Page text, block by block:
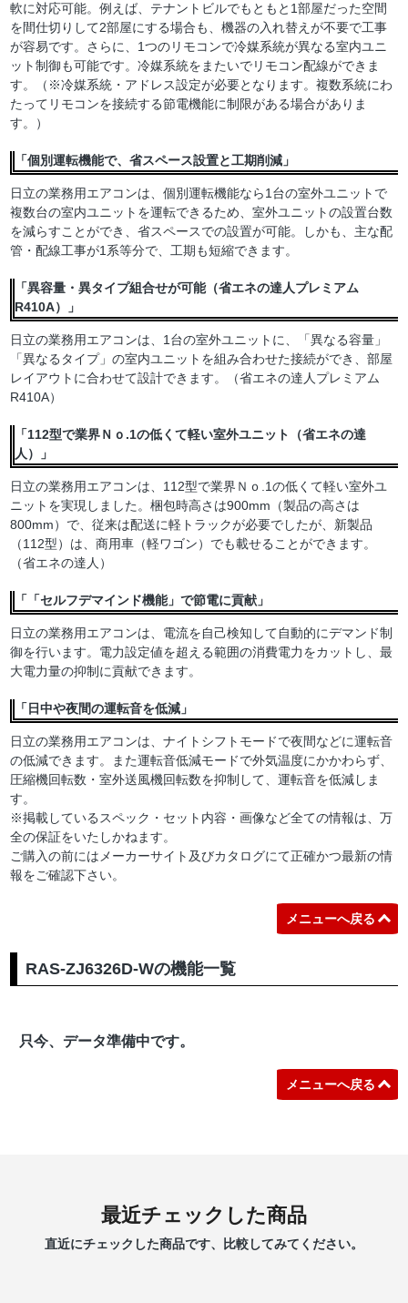
軟に対応可能。例えば、テナントビルでもともと1部屋だった空間
を間仕切りして2部屋にする場合も、機器の入れ替えが不要で工事
が容易です。さらに、1つのリモコンで冷媒系統が異なる室内ユニ
ット制御も可能です。冷媒系統をまたいでリモコン配線ができま
す。（※冷媒系統・アドレス設定が必要となります。複数系統にわ
たってリモコンを接続する節電機能に制限がある場合がありま
す。）
「個別運転機能で、省スペース設置と工期削減」
日立の業務用エアコンは、個別運転機能なら1台の室外ユニットで
複数台の室内ユニットを運転できるため、室外ユニットの設置台数
を減らすことができ、省スペースでの設置が可能。しかも、主な配
管・配線工事が1系等分で、工期も短縮できます。
「異容量・異タイプ組合せが可能（省エネの達人プレミアム
R410A）」
日立の業務用エアコンは、1台の室外ユニットに、「異なる容量」
「異なるタイプ」の室内ユニットを組み合わせた接続ができ、部屋
レイアウトに合わせて設計できます。（省エネの達人プレミアム
R410A）
「112型で業界Ｎｏ.1の低くて軽い室外ユニット（省エネの達
人）」
日立の業務用エアコンは、112型で業界Ｎｏ.1の低くて軽い室外ユ
ニットを実現しました。梱包時高さは900mm（製品の高さは
800mm）で、従来は配送に軽トラックが必要でしたが、新製品
（112型）は、商用車（軽ワゴン）でも載せることができます。
（省エネの達人）
「「セルフデマインド機能」で節電に貢献」
日立の業務用エアコンは、電流を自己検知して自動的にデマンド制
御を行います。電力設定値を超える範囲の消費電力をカットし、最
大電力量の抑制に貢献できます。
「日中や夜間の運転音を低減」
日立の業務用エアコンは、ナイトシフトモードで夜間などに運転音
の低減できます。また運転音低減モードで外気温度にかかわらず、
圧縮機回転数・室外送風機回転数を抑制して、運転音を低減しま
す。
※掲載しているスペック・セット内容・画像など全ての情報は、万
全の保証をいたしかねます。
ご購入の前にはメーカーサイト及びカタログにて正確かつ最新の情
報をご確認下さい。
メニューへ戻る
RAS-ZJ6326D-Wの機能一覧
只今、データ準備中です。
メニューへ戻る
最近チェックした商品
直近にチェックした商品です、比較してみてください。